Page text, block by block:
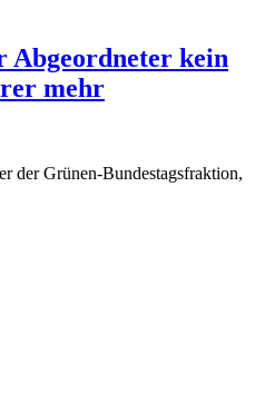
Abgeordneter kein
mehr
der Grünen-Bundestagsfraktion,